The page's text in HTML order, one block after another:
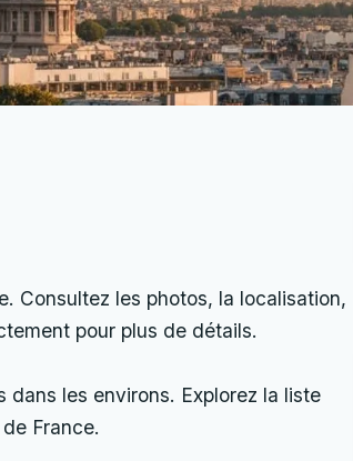
Consultez les photos, la localisation,
pour plus de détails.
les environs. Explorez la liste
France.